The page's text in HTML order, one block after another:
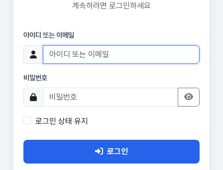
계속하려면 로그인하세요
아이디 또는 이메일
비밀번호
로그인 상태 유지
로그인